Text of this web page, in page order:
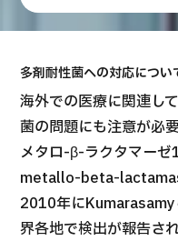
多剤耐性菌への対応につい
海外での医療に関連し
菌の問題にも注意が必
メタロ-β-ラクタマー
metallo-beta-
2010年にKumarasamy
界各地で検出が報告さ